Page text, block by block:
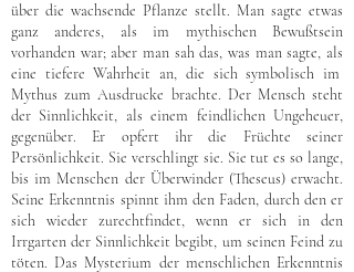
über die wachsende Pflanze stellt. Man sagte etwas
ganz anderes, als im mythischen Bewußtsein
vorhanden war; aber man sah das, was man sagte, als
eine tiefere Wahrheit an, die sich symbolisch im
Mythus zum Ausdrucke brachte. Der Mensch steht
der Sinnlichkeit, als einem feindlichen Ungeheuer,
gegenüber. Er opfert ihr die Früchte seiner
Persönlichkeit. Sie verschlingt sie. Sie tut es so lange,
bis im Menschen der Überwinder (Theseus) erwacht.
Seine Erkenntnis spinnt ihm den Faden, durch den er
sich wieder zurechtfindet, wenn er sich in den
Irrgarten der Sinnlichkeit begibt, um seinen Feind zu
töten. Das Mysterium der menschlichen Erkenntnis